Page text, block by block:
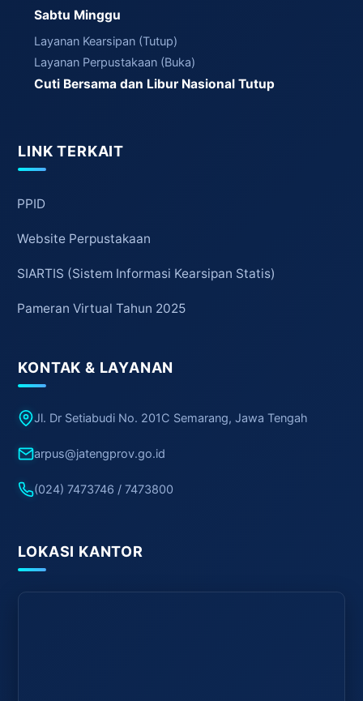
Sabtu Minggu
Layanan Kearsipan (Tutup)
Layanan Perpustakaan (Buka)
Cuti Bersama dan Libur Nasional Tutup
LINK TERKAIT
PPID
Website Perpustakaan
SIARTIS (Sistem Informasi Kearsipan Statis)
Pameran Virtual Tahun 2025
KONTAK & LAYANAN
Jl. Dr Setiabudi No. 201C Semarang, Jawa Tengah
arpus@jatengprov.go.id
(024) 7473746 / 7473800
LOKASI KANTOR